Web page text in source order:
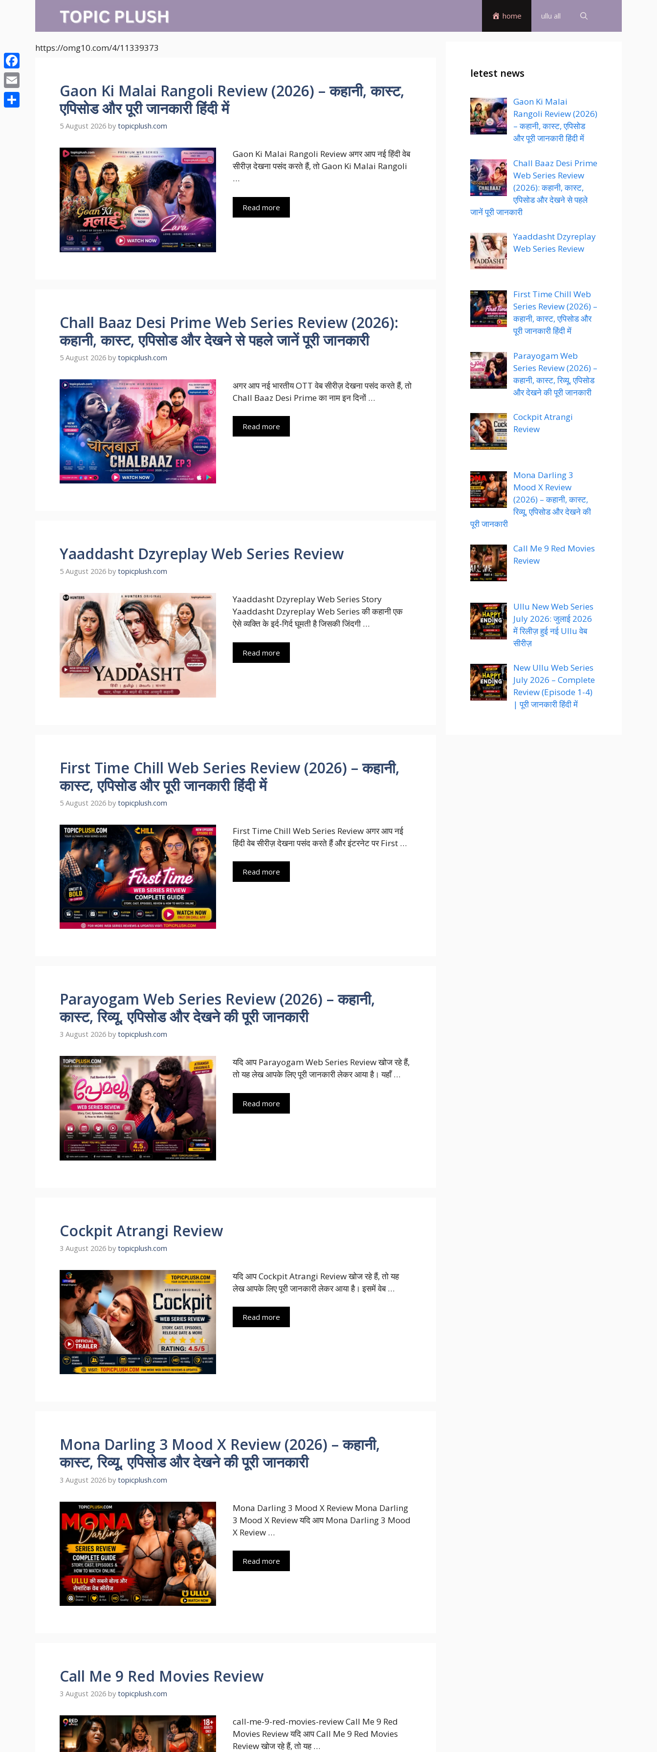
home ullu all
https://omg10.com/4/11339373
Gaon Ki Malai Rangoli Review (2026) – कहानी, कास्ट,
एपिसोड और पूरी जानकारी हिंदी में
5 August 2026 by topicplush.com
Gaon Ki Malai Rangoli Review अगर आप नई हिंदी वेब
सीरीज़ देखना पसंद करते हैं, तो Gaon Ki Malai Rangoli
…
Read more
Chall Baaz Desi Prime Web Series Review (2026):
कहानी, कास्ट, एपिसोड और देखने से पहले जानें पूरी जानकारी
5 August 2026 by topicplush.com
अगर आप नई भारतीय OTT वेब सीरीज़ देखना पसंद करते हैं, तो
Chall Baaz Desi Prime का नाम इन दिनों …
Read more
Yaaddasht Dzyreplay Web Series Review
5 August 2026 by topicplush.com
Yaaddasht Dzyreplay Web Series Story
Yaaddasht Dzyreplay Web Series की कहानी एक
ऐसे व्यक्ति के इर्द-गिर्द घूमती है जिसकी जिंदगी …
Read more
First Time Chill Web Series Review (2026) – कहानी,
कास्ट, एपिसोड और पूरी जानकारी हिंदी में
5 August 2026 by topicplush.com
First Time Chill Web Series Review अगर आप नई
हिंदी वेब सीरीज़ देखना पसंद करते हैं और इंटरनेट पर First …
Read more
Parayogam Web Series Review (2026) – कहानी,
कास्ट, रिव्यू, एपिसोड और देखने की पूरी जानकारी
3 August 2026 by topicplush.com
यदि आप Parayogam Web Series Review खोज रहे हैं,
तो यह लेख आपके लिए पूरी जानकारी लेकर आया है। यहाँ …
Read more
Cockpit Atrangi Review
3 August 2026 by topicplush.com
यदि आप Cockpit Atrangi Review खोज रहे हैं, तो यह
लेख आपके लिए पूरी जानकारी लेकर आया है। इसमें वेब …
Read more
Mona Darling 3 Mood X Review (2026) – कहानी,
कास्ट, रिव्यू, एपिसोड और देखने की पूरी जानकारी
3 August 2026 by topicplush.com
Mona Darling 3 Mood X Review Mona Darling
3 Mood X Review यदि आप Mona Darling 3 Mood
X Review …
Read more
Call Me 9 Red Movies Review
3 August 2026 by topicplush.com
call-me-9-red-movies-review Call Me 9 Red
Movies Review यदि आप Call Me 9 Red Movies
Review खोज रहे हैं, तो यह …
letest news
Gaon Ki Malai
Rangoli Review (2026)
– कहानी, कास्ट, एपिसोड
और पूरी जानकारी हिंदी में
Chall Baaz Desi Prime
Web Series Review
(2026): कहानी, कास्ट,
एपिसोड और देखने से पहले
जानें पूरी जानकारी
Yaaddasht Dzyreplay
Web Series Review
First Time Chill Web
Series Review (2026) –
कहानी, कास्ट, एपिसोड और
पूरी जानकारी हिंदी में
Parayogam Web
Series Review (2026) –
कहानी, कास्ट, रिव्यू, एपिसोड
और देखने की पूरी जानकारी
Cockpit Atrangi
Review
Mona Darling 3
Mood X Review
(2026) – कहानी, कास्ट,
रिव्यू, एपिसोड और देखने की
पूरी जानकारी
Call Me 9 Red Movies
Review
Ullu New Web Series
July 2026: जुलाई 2026
में रिलीज़ हुई नई Ullu वेब
सीरीज़
New Ullu Web Series
July 2026 – Complete
Review (Episode 1-4)
| पूरी जानकारी हिंदी में
Facebook
Email